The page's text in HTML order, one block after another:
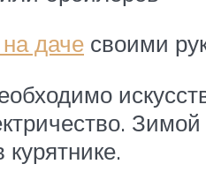
на даче своими